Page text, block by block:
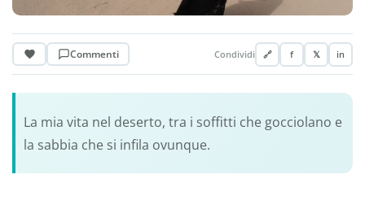
Commenti Condividi 🔗 f 𝕏 in
La mia vita nel deserto, tra i soffitti che gocciolano e
la sabbia che si infila ovunque.